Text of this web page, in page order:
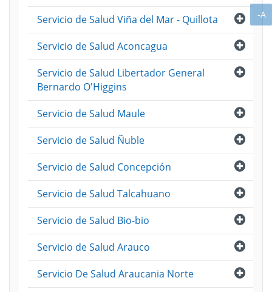
Abrir
Servicio de Salud Viña del Mar - Quillota
Abrir
Servicio de Salud Aconcagua
Abrir
Servicio de Salud Libertador General
Bernardo O'Higgins
Abrir
Servicio de Salud Maule
Abrir
Servicio de Salud Ñuble
Abrir
Servicio de Salud Concepción
Abrir
Servicio de Salud Talcahuano
Abrir
Servicio de Salud Bio-bio
Abrir
Servicio de Salud Arauco
Abrir
Servicio De Salud Araucania Norte
-A